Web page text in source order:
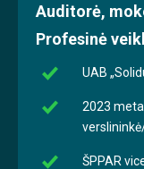
Auditorė,
Profesinė
UAB
2023
ŠPPAR